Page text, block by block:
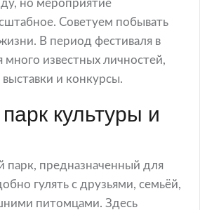
но мероприятие
Советуем побывать
В период фестиваля в
много известных личностей,
и конкурсы.
культуры и
парк, предназначенный для
гулять с друзьями, семьёй,
питомцами. Здесь